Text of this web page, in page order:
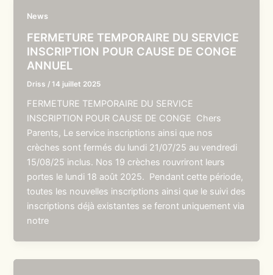
News
FERMETURE TEMPORAIRE DU SERVICE
INSCRIPTION POUR CAUSE DE CONGE
ANNUEL
Driss /14 juillet 2025
FERMETURE TEMPORAIRE DU SERVICE
INSCRIPTION POUR CAUSE DE CONGE Chers
Parents, Le service inscriptions ainsi que nos
crèches sont fermés du lundi 21/07/25 au vendredi
15/08/25 inclus. Nos 19 crèches rouvriront leurs
portes le lundi 18 août 2025. Pendant cette période,
toutes les nouvelles inscriptions ainsi que le suivi des
inscriptions déjà existantes se feront uniquement via
notre